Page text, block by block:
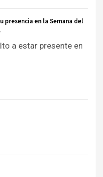
presencia en la Semana del
a estar presente en